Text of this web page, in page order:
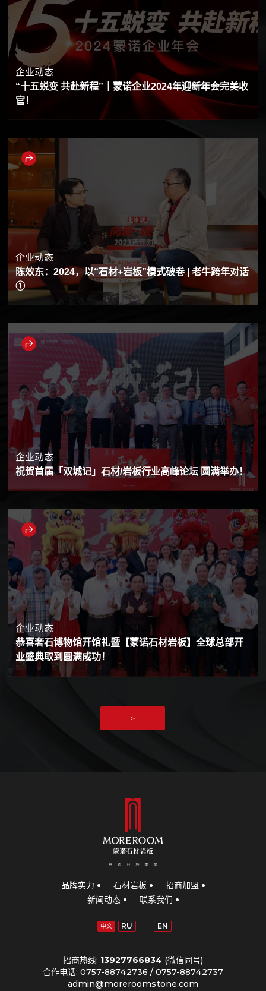
企业动态
“十五蜕变 共赴新程”｜蒙诺企业2024年迎新年会完美收
官！
企业动态
陈效东：2024，以“石材+岩板”模式破卷 | 老牛跨年对话
①
企业动态
祝贺首届「双城记」石材/岩板行业高峰论坛 圆满举办！
企业动态
恭喜奢石博物馆开馆礼暨【蒙诺石材岩板】全球总部开
业盛典取到圆满成功！
>
品牌实力 石材岩板
招商加盟
新闻动态
联系我们
中文 RU EN
招商热线: 13927766834 (微信同号)
合作电话: 0757-88742736 / 0757-88742737
admin@moreroomstone.com